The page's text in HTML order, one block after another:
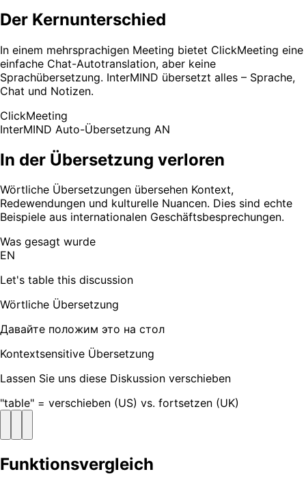
Der Kernunterschied
In einem mehrsprachigen Meeting bietet ClickMeeting eine
einfache Chat-Autotranslation, aber keine
Sprachübersetzung. InterMIND übersetzt alles – Sprache,
Chat und Notizen.
ClickMeeting
InterMIND Auto-Übersetzung AN
In der Übersetzung verloren
Wörtliche Übersetzungen übersehen Kontext,
Redewendungen und kulturelle Nuancen. Dies sind echte
Beispiele aus internationalen Geschäftsbesprechungen.
Was gesagt wurde
EN
Let's table this discussion
Wörtliche Übersetzung
Давайте положим это на стол
Kontextsensitive Übersetzung
Lassen Sie uns diese Diskussion verschieben
"table" = verschieben (US) vs. fortsetzen (UK)
Funktionsvergleich